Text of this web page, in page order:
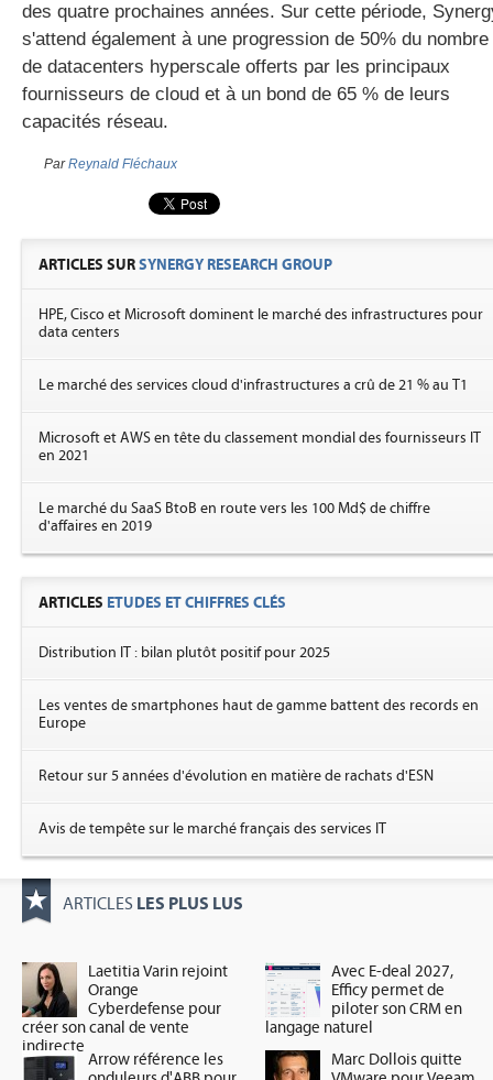
des quatre prochaines années. Sur cette période,
s'attend également à une progression de 50% du nombre
de datacenters hyperscale offerts par les principaux
fournisseurs de cloud et à un bond de 65 % de leurs
capacités réseau.
ParReynald Fléchaux
ARTICLES SURSYNERGY RESEARCH GROUP
HPE, Cisco et Microsoft dominent le marché des infrastructures pour
data centers
Le marché des services cloud d'infrastructures a crû de 21 % au T1
Microsoft et AWS en tête du classement mondial des fournisseurs IT
en 2021
Le marché du SaaS BtoB en route vers les 100 Md$ de chiffre
d'affaires en 2019
ARTICLES ETUDES ET CHIFFRES CLÉS
Distribution IT : bilan plutôt positif pour 2025
Les ventes de smartphones haut de gamme battent des records en
Europe
Retour sur 5 années d'évolution en matière de rachats d'ESN
Avis de tempête sur le marché français des services IT
ARTICLES LES PLUS LUS
Laetitia Varin rejoint
Orange
Cyberdefense pour
créer son canal de vente
indirecte
Avec E-deal 2027,
Efficy permet de
piloter son CRM en
langage naturel
Arrow référence les
Marc Dollois quitte